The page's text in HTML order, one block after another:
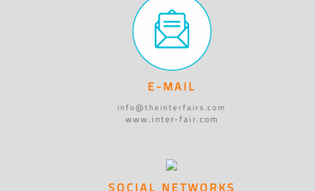
E-MAIL
info@theinterfairs.com
www.inter-fair.com
SOCIAL NETWORKS